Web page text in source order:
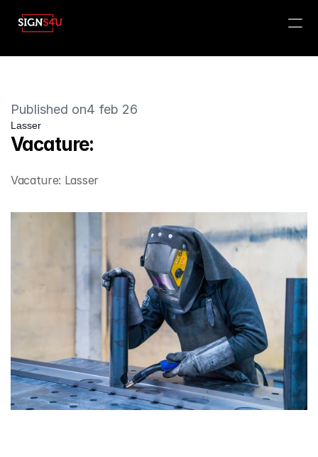
Published on4 feb 26
Lasser
Vacature:
Vacature: Lasser
Content
Publish
Products
About